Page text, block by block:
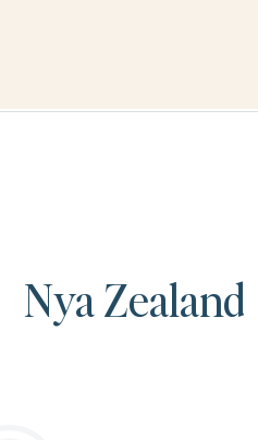
Nya Zealand